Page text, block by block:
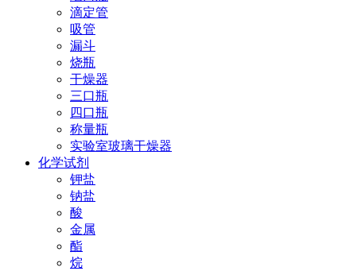
滴定管
吸管
漏斗
烧瓶
干燥器
三口瓶
四口瓶
称量瓶
实验室玻璃干燥器
化学试剂
钾盐
钠盐
酸
金属
酯
烷